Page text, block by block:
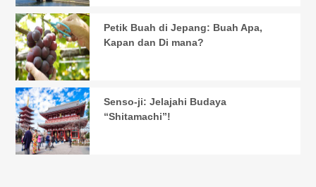
Petik Buah di Jepang: Buah Apa,
Kapan dan Di mana?
Senso-ji: Jelajahi Budaya
“Shitamachi”!